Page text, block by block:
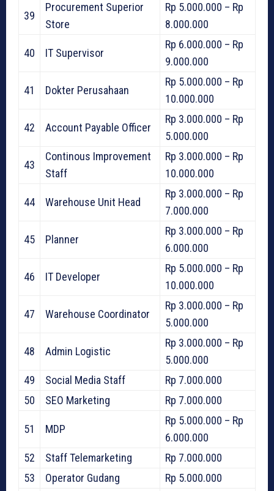
39
Procurement Superior
Store
Rp 5.000.000 – Rp
8.000.000
40 IT Supervisor
Rp 6.000.000 – Rp
9.000.000
41 Dokter Perusahaan
Rp 5.000.000 – Rp
10.000.000
42 Account Payable Officer
Rp 3.000.000 – Rp
5.000.000
43
Continous Improvement
Staff
Rp 3.000.000 – Rp
10.000.000
44 Warehouse Unit Head
Rp 3.000.000 – Rp
7.000.000
45 Planner
Rp 3.000.000 – Rp
6.000.000
46 IT Developer
Rp 5.000.000 – Rp
10.000.000
47 Warehouse Coordinator
Rp 3.000.000 – Rp
5.000.000
48 Admin Logistic
Rp 3.000.000 – Rp
5.000.000
49
Social Media Staff
Rp 7.000.000
50
SEO Marketing Rp 7.000.000
51 MDP
Rp 5.000.000 – Rp
6.000.000
52
Staff Telemarketing
Rp 7.000.000
53
Operator Gudang Rp 5.000.000